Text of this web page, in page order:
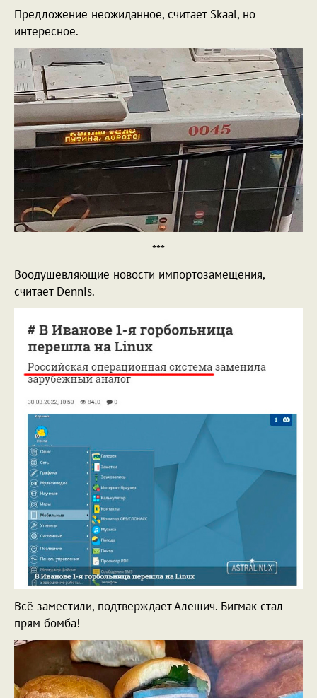
Предложение неожиданное, считает Skaal, но
интересное.
***
Воодушевляющие новости импортозамещения,
считает Dennis.
Всё заместили, подтверждает Алешич. Бигмак стал -
прям бомба!